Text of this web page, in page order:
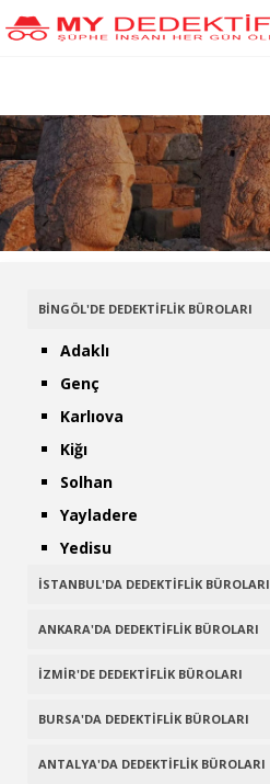
BİNGÖL'DE DEDEKTİFLİK BÜROLARI
Adaklı
Genç
Karlıova
Kiğı
Solhan
Yayladere
Yedisu
İSTANBUL'DA DEDEKTİFLİK BÜROLARI
ANKARA'DA DEDEKTİFLİK BÜROLARI
İZMİR'DE DEDEKTİFLİK BÜROLARI
BURSA'DA DEDEKTİFLİK BÜROLARI
ANTALYA'DA DEDEKTİFLİK BÜROLARI